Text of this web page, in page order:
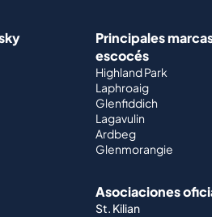
Principales
escocés
Highland Park
Laphroaig
Glenfiddich
Lagavulin
Ardbeg
Glenmorangie
Asociaciones
St. Kilian